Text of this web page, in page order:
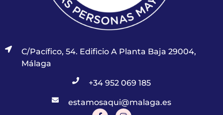
C/Pacífico, 54. Edificio A Planta Baja 29004,
Málaga
+34 952 069 185
estamosaqui@malaga.es